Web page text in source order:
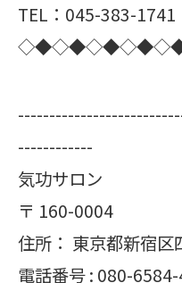
TEL：045-383-1741
------------
気功サロン
〒 160-0004
住所： 東京都新宿区
電話番号 : 080-